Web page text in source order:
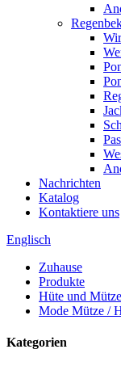
Nachrichten
Katalog
Kontaktiere uns
Englisch
Zuhause
Produkte
Hüte und
Mode Mütze /
Kategorien